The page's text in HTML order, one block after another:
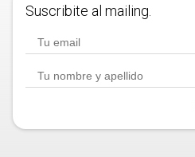
Suscribite al mailing.